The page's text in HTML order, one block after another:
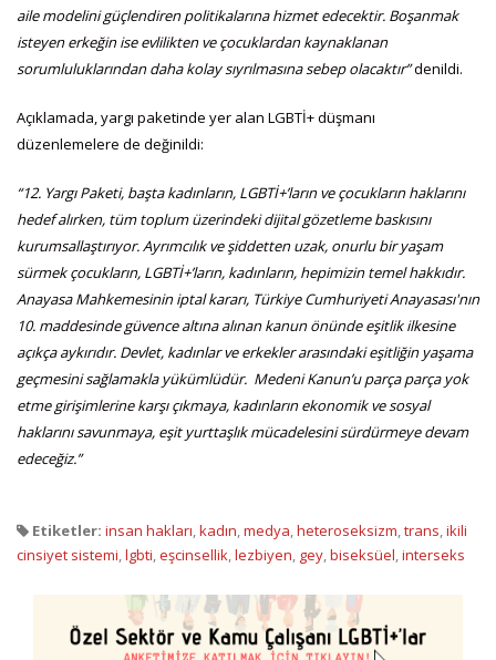
aile modelini güçlendiren politikalarına hizmet edecektir. Boşanmak
isteyen erkeğin ise evlilikten ve çocuklardan kaynaklanan
sorumluluklarından daha kolay sıyrılmasına sebep olacaktır”denildi.
Açıklamada, yargı paketinde yer alan LGBTİ+ düşmanı
düzenlemelere de değinildi:
“12. Yargı Paketi, başta kadınların, LGBTİ+’ların ve çocukların haklarını
hedef alırken, tüm toplum üzerindeki dijital gözetleme baskısını
kurumsallaştırıyor. Ayrımcılık ve şiddetten uzak, onurlu bir yaşam
sürmek çocukların, LGBTİ+’ların, kadınların, hepimizin temel hakkıdır.
Anayasa Mahkemesinin iptal kararı, Türkiye Cumhuriyeti Anayasası'nın
10. maddesinde güvence altına alınan kanun önünde eşitlik ilkesine
açıkça aykırıdır. Devlet, kadınlar ve erkekler arasındaki eşitliğin yaşama
geçmesini sağlamakla yükümlüdür. Medeni Kanun’u parça parça yok
etme girişimlerine karşı çıkmaya, kadınların ekonomik ve sosyal
haklarını savunmaya, eşit yurttaşlık mücadelesini sürdürmeye devam
edeceğiz.”
Etiketler: insan hakları,kadın,medya,heteroseksizm,trans,ikili
cinsiyet sistemi,lgbti,eşcinsellik,lezbiyen, gey,biseksüel,interseks